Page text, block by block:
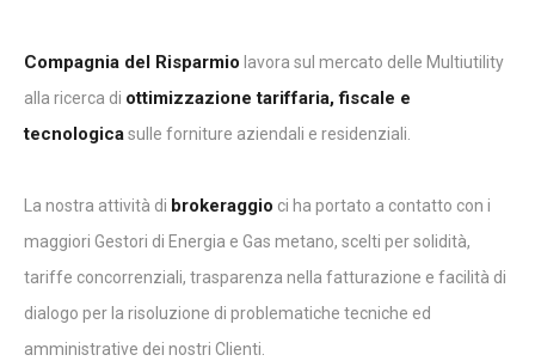
Compagnia del Risparmio lavora sul mercato delle Multiutility
alla ricerca di ottimizzazione tariffaria, fiscale e
tecnologicasulle forniture aziendali e residenziali.
La nostra attività di brokeraggio ci ha portato a contatto con i
maggiori Gestori di Energia e Gas metano, scelti per solidità,
tariffe concorrenziali, trasparenza nella fatturazione e facilità di
dialogo per la risoluzione di problematiche tecniche ed
amministrative dei nostri Clienti.